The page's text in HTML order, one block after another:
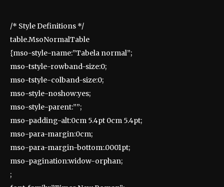
/* Style Definitions */
table.MsoNormalTable
{mso-style-name:”Tabela normal”;
mso-tstyle-rowband-size:0;
mso-tstyle-colband-size:0;
mso-style-noshow:yes;
mso-style-parent:””;
mso-padding-alt:0cm 5.4pt 0cm 5.4pt;
mso-para-margin:0cm;
mso-para-margin-bottom:.0001pt;
mso-pagination:widow-orphan;
;